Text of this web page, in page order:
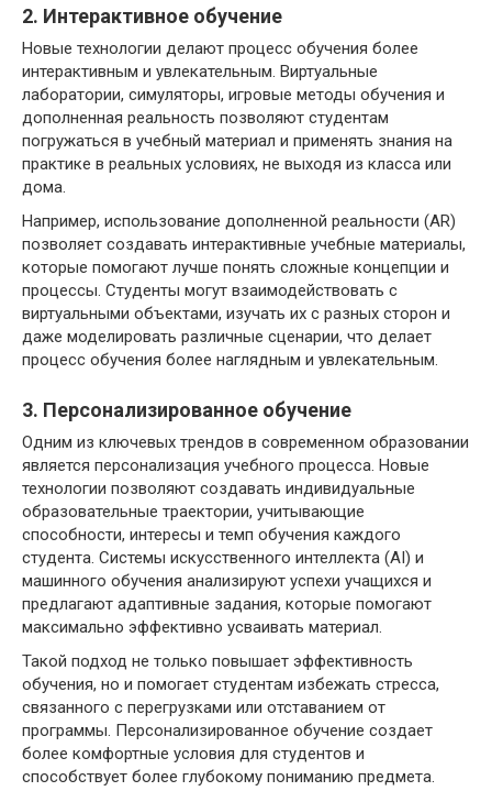
2. Интерактивное обучение
Новые технологии делают процесс обучения более
интерактивным и увлекательным. Виртуальные
лаборатории, симуляторы, игровые методы обучения и
дополненная реальность позволяют студентам
погружаться в учебный материал и применять знания на
практике в реальных условиях, не выходя из класса или
дома.
Например, использование дополненной реальности (AR)
позволяет создавать интерактивные учебные материалы,
которые помогают лучше понять сложные концепции и
процессы. Студенты могут взаимодействовать с
виртуальными объектами, изучать их с разных сторон и
даже моделировать различные сценарии, что делает
процесс обучения более наглядным и увлекательным.
3. Персонализированное обучение
Одним из ключевых трендов в современном образовании
является персонализация учебного процесса. Новые
технологии позволяют создавать индивидуальные
образовательные траектории, учитывающие
способности, интересы и темп обучения каждого
студента. Системы искусственного интеллекта (AI) и
машинного обучения анализируют успехи учащихся и
предлагают адаптивные задания, которые помогают
максимально эффективно усваивать материал.
Такой подход не только повышает эффективность
обучения, но и помогает студентам избежать стресса,
связанного с перегрузками или отставанием от
программы. Персонализированное обучение создает
более комфортные условия для студентов и
способствует более глубокому пониманию предмета.